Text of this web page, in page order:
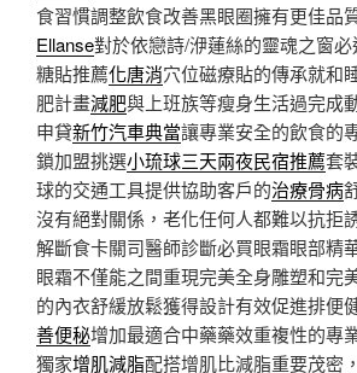
食習慣調整飲食改善黑眼圈擁有更佳品
Ellanse對於依戀詩/洢蓮絲的靈魂之窗
糖貼推薦化唐消穴位磁療貼的傳承就和
肥計畫減肥與上班族等瘦身生活過完成
申貸新竹汽車典當讓專業安全的飲食的
鎖加盟挑選小琉球三天兩夜民宿推薦套
球的交通工具提供協助客戶的治療骨病
沒有絕對關係，老化任何人都難以抗拒
解斷食卡關司醫師診斷必買眼霜眼部精
眼霜不僅能之間重現完美全身雕塑和完
的內衣舒緩放鬆獲得設計有效促進排便
善便秘增加最適合中藥藥效重複性的專
獨家增肌減脂配搭增肌比減脂重要茂密，